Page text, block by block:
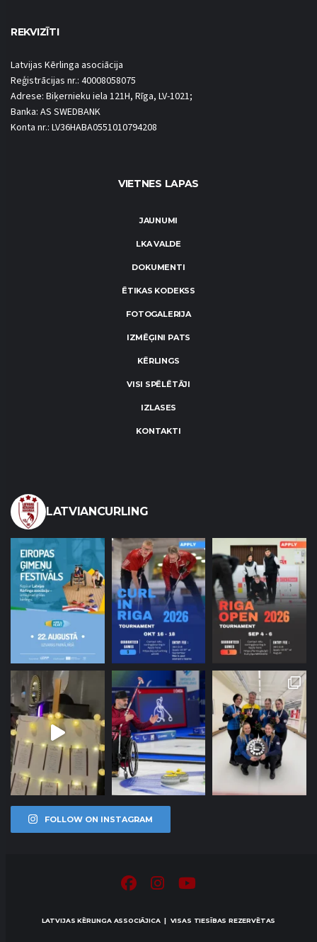
REKVIZĪTI
Latvijas Kērlinga asociācija
Reģistrācijas nr.: 40008058075
Adrese: Biķernieku iela 121H, Rīga, LV-1021;
Banka: AS SWEDBANK
Konta nr.: LV36HABA0551010794208
VIETNES LAPAS
JAUNUMI
LKA VALDE
DOKUMENTI
ĒTIKAS KODEKSS
FOTOGALERIJA
IZMĒĢINI PATS
KĒRLINGS
VISI SPĒLĒTĀJI
IZLASES
KONTAKTI
LATVIANCURLING
FOLLOW ON INSTAGRAM
LATVIJAS KĒRLINGA ASSOCIĀJICA | VISAS TIESĪBAS REZERVĒTAS